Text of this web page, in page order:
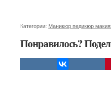
Категории: Маникюр педикюр
Понравилось?